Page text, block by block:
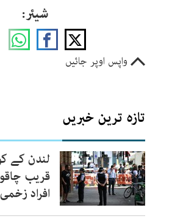
شیئر:
واپس اوپر جائیں
تازہ ترین خبریں
لندن کے
قریب
افراد